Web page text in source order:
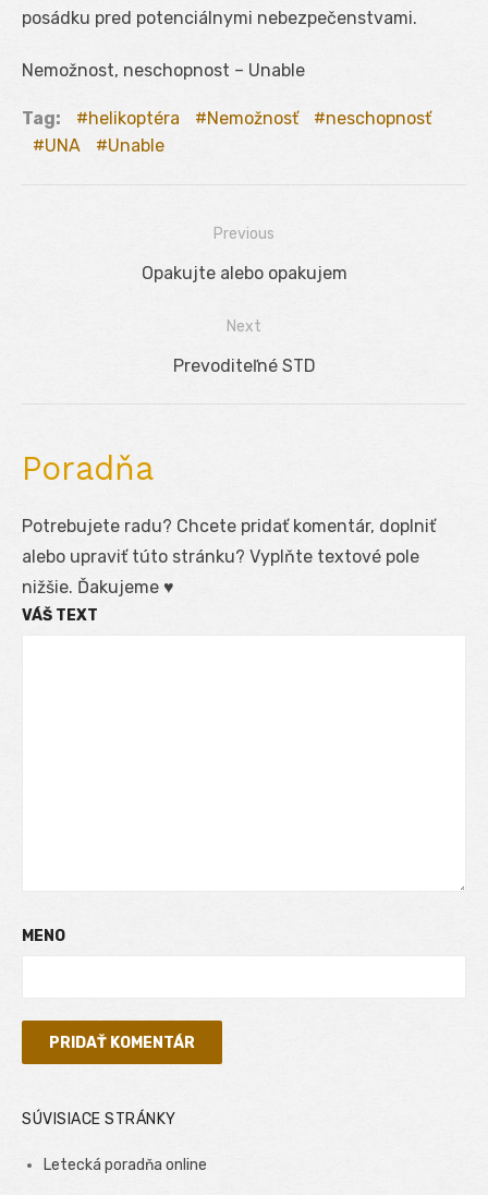
posádku pred potenciálnymi nebezpečenstvami.
Nemožnost, neschopnost – Unable
Tag: helikoptéra Nemožnosť
neschopnosť
UNA
Unable
Navigácia
Previous
Previous
Opakujte alebo opakujem
Next
Next
Prevoditeľné STD
Poradňa
Potrebujete radu? Chcete pridať komentár, doplniť
alebo upraviť túto stránku? Vyplňte textové pole
nižšie. Ďakujeme ♥
VÁŠ TEXT
MENO
SÚVISIACE STRÁNKY
Letecká poradňa online